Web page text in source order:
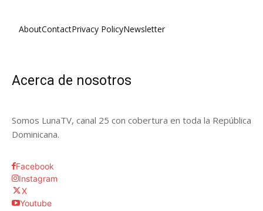
AboutContactPrivacy PolicyNewsletter
Acerca de nosotros
Somos LunaTV, canal 25 con cobertura en toda la República
Dominicana.
Facebook
Instagram
X
Youtube